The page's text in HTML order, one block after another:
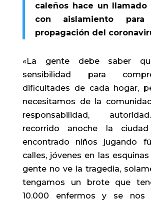
caleños hace un llamado
con aislamiento
propagación del
«La gente debe saber
sensibilidad para
dificultades de cada hogar,
necesitamos de la
responsabilidad,
recorrido anoche la
encontrado niños jugando
calles, jóvenes en las
gente no ve la tragedia,
tengamos un brote que
10.000 enfermos y se nos